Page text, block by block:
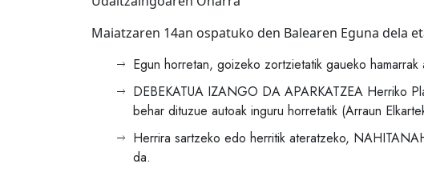
Maiatzaren 14an ospatuko den Balearen Eguna dela
Egun horretan, goizeko zortzietatik gaueko
DEBEKATUA IZANGO DA APARKATZEA Herriko
behar dituzue autoak inguru horretatik (Arraun
Herrira sartzeko edo herritik ateratzeko,
da.